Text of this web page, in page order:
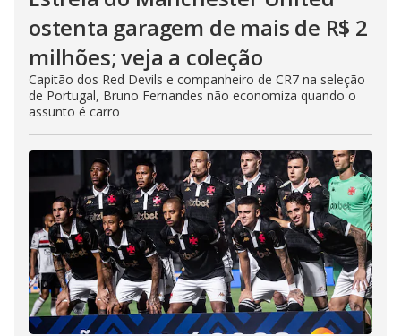
ostenta garagem de mais de R$ 2
milhões; veja a coleção
Capitão dos Red Devils e companheiro de CR7 na seleção
de Portugal, Bruno Fernandes não economiza quando o
assunto é carro